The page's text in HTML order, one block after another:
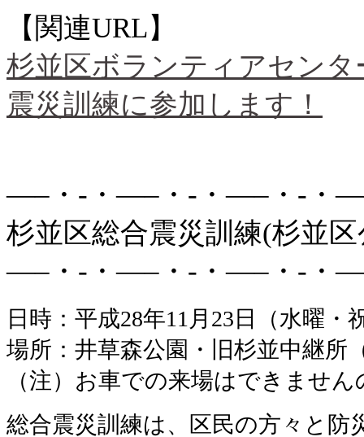
【関連URL】
杉並区ボランティアセンタ
震災訓練に参加します！
—–・-・—–・-・—–・-・
杉並区総合震災訓練(杉並
—–・-・—–・-・—–・-・
日時：平成28年11月23日（水曜
場所：井草森公園・旧杉並中継所
（注）お車での来場はできませ
総合震災訓練は、区民の方々と防